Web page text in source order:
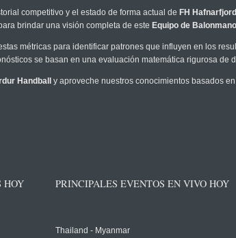
competitivo y el estado de forma actual de FH
brindar una visión completa de este Equipo de Balonmano
métricas para identificar patrones que influyen en los
se basan en una evaluación matemática rigurosa de
Handball
y aproveche nuestros conocimientos basados
HOY PRINCIPALES EVENTOS EN VIVO HOY
Thailand - Myanmar